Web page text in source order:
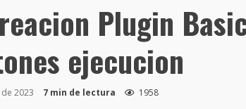
Plugin
ejecucion
2023 7 min de lectura 1958